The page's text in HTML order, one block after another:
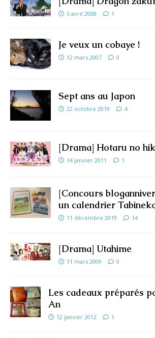
5 avril 2008 1
Je veux un cobaye !
12 mars 2007 0
Sept ans au Japon
22 octobre 2019 4
[Drama] Hotaru no
14 janvier 2011 1
[Concours
un calendrier
11 décembre 2019 14
[Drama] Utahime
11 mars 2009 0
Les cadeaux préparés
An
12 janvier 2012 1